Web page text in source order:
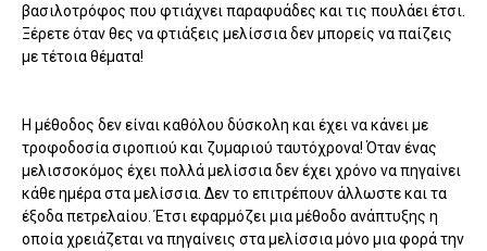
βασιλοτρόφος που φτιάχνει παραφυάδες και τις πουλάει έτσι.
Ξέρετε όταν θες να φτιάξεις μελίσσια δεν μπορείς να παίζεις
με τέτοια θέματα!
Η μέθοδος δεν είναι καθόλου δύσκολη και έχει να κάνει με
τροφοδοσία σιροπιού και ζυμαριού ταυτόχρονα! Όταν ένας
μελισσοκόμος έχει πολλά μελίσσια δεν έχει χρόνο να πηγαίνει
κάθε ημέρα στα μελίσσια. Δεν το επιτρέπουν άλλωστε και τα
έξοδα πετρελαίου. Έτσι εφαρμόζει μια μέθοδο ανάπτυξης η
οποία χρειάζεται να πηγαίνεις στα μελίσσια μόνο μια φορά την